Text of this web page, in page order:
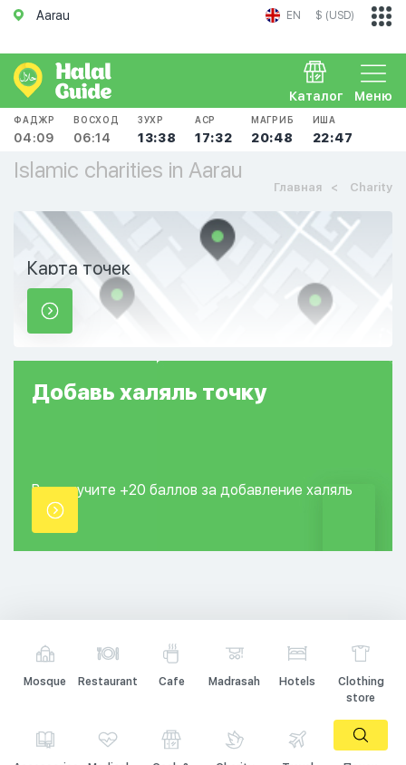
Aarau EN $ (USD)
Меню
Каталог
ФАДЖР
04:09
ВОСХОД
06:14
ЗУХР
13:38
АСР
17:32
МАГРИБ
20:48
ИША
22:47
Islamic charities in Aarau
Главная Charity
Карта точек
Добавь халяль точку
Вы получите +20 баллов за добавление халяль
точки.
Mosque Restaurant Cafe Madrasah Hotels
Clothing
store